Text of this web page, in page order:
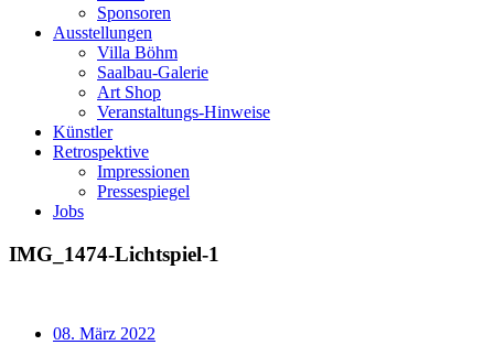
Sponsoren
Ausstellungen
Villa Böhm
Saalbau-Galerie
Art Shop
Veranstaltungs-Hinweise
Künstler
Retrospektive
Impressionen
Pressespiegel
Jobs
IMG_1474-Lichtspiel-1
08. März 2022